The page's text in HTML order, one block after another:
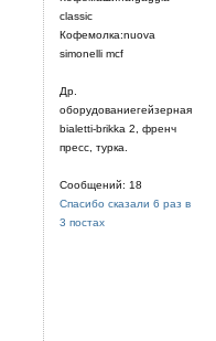
classic
Кофемолка:nuova
simonelli mcf
Др.
оборудованиегейзерная
bialetti-brikka 2, френч
пресс, турка.
Сообщений: 18
Спасибо сказали 6 раз в
3 постах